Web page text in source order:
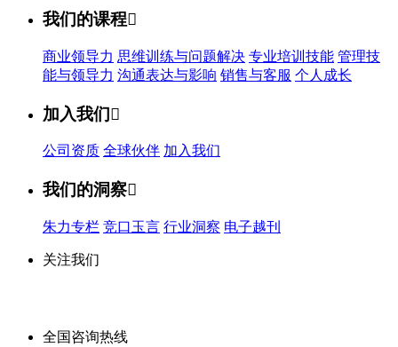
我们的课程
商业领导力 思维训练与问题解决 专业培训技能 管理技
能与领导力 沟通表达与影响 销售与客服 个人成长
加入我们
公司资质 全球伙伴 加入我们
我们的洞察
朱力专栏 竞口玉言 行业洞察 电子越刊
关注我们
全国咨询热线